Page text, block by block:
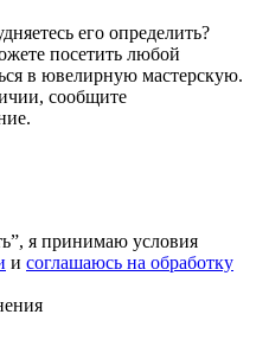
его определить?
посетить любой
в ювелирную мастерскую.
сообщите
я принимаю условия
и соглашаюсь на обработку